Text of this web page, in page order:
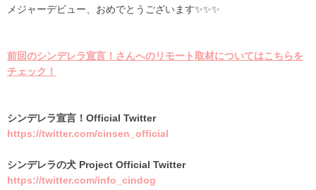
メジャーデビュー、おめでとうございます✨✨✨
前回のシンデレラ宣言！さんへのリモート取材についてはこちらを
チェック！
シンデレラ宣言！Official Twitter
https://twitter.com/cinsen_official
シンデレラの犬 Project Official Twitter
https://twitter.com/info_cindog